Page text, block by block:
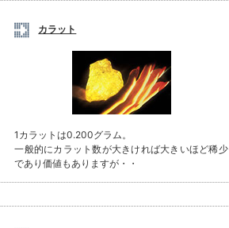
カラット
1カラットは0.200グラム。
一般的にカラット数が大きければ大きいほど稀少
であり価値もありますが・・